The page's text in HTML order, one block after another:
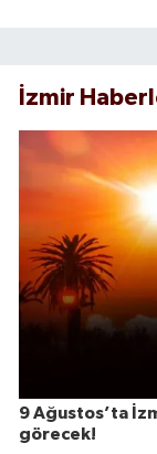
İzmir
9 Ağustos’ta
görecek!